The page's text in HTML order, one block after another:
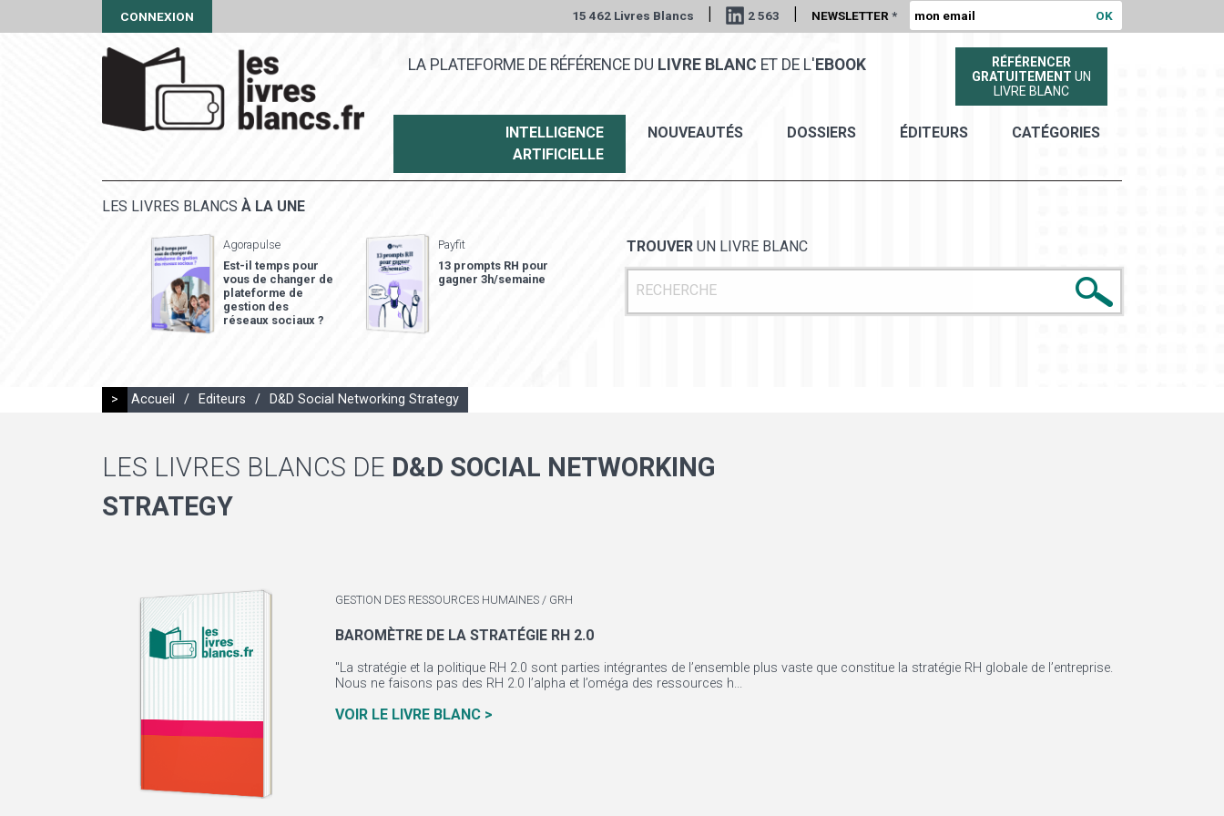
CONNEXION 15 462 Livres Blancs | 2 563 | NEWSLETTER *
LA PLATEFORME DE RÉFÉRENCE DU LIVRE BLANC ET DE L' EBOOK
RÉFÉRENCER
GRATUITEMENT UN
LIVRE BLANC
INTELLIGENCE
ARTIFICIELLE
NOUVEAUTÉS DOSSIERS ÉDITEURS CATÉGORIES
LES LIVRES BLANCS À LA UNE
Agorapulse
Est-il temps pour
vous de changer de
plateforme de
gestion des
réseaux sociaux ?
Payfit
13 prompts RH pour
gagner 3h/semaine
TROUVER UN LIVRE BLANC
> Accueil / Editeurs / D&D Social Networking Strategy
LES LIVRES BLANCS DE D&D SOCIAL NETWORKING
STRATEGY
GESTION DES RESSOURCES HUMAINES / GRH
BAROMÈTRE DE LA STRATÉGIE RH 2.0
"La stratégie et la politique RH 2.0 sont parties intégrantes de l’ensemble plus vaste que constitue la stratégie RH globale de l’entreprise.
Nous ne faisons pas des RH 2.0 l’alpha et l’oméga des ressources h...
VOIR LE LIVRE BLANC >